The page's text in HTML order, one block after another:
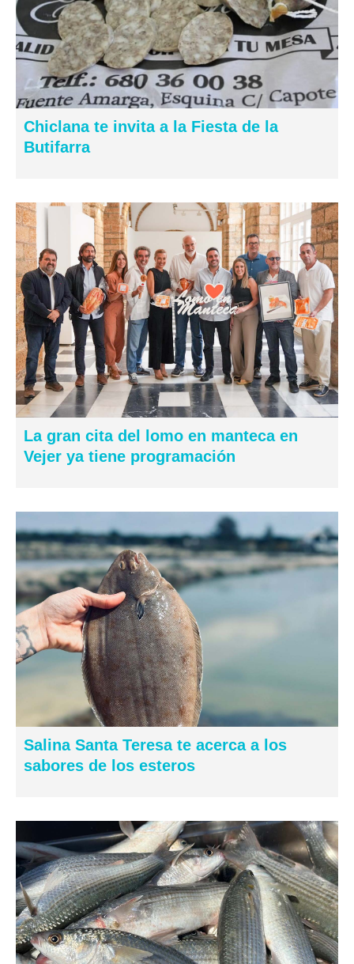
Chiclana te invita a la Fiesta de la
Butifarra
La gran cita del lomo en manteca en
Vejer ya tiene programación
Salina Santa Teresa te acerca a los
sabores de los esteros